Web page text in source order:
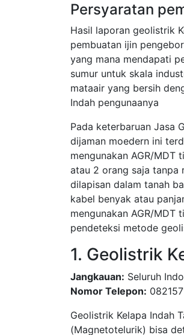
Persyaratan
Hasil laporan geolistrik
pembuatan ijin
yang mana mendapati
sumur untuk skala
mataair yang bersih
Indah pengunaanya
Pada keterbaruan Jasa
dijaman moedern ini
mengunakan AGR/MDT
atau 2 orang saja tanpa
dilapisan dalam tanah
kabel benyak atau
mengunakan AGR/
pendeteksi metode
1. Geolistrik
Jangkauan: Seluruh
Nomor Telepon:
Geolistrik Kelapa Indah
(Magnetotelurik) bisa